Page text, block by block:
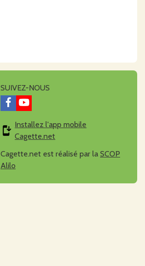
SUIVEZ-NOUS
Installez l'app mobile
Cagette.net
Cagette.net est réalisé par la SCOP
Alilo